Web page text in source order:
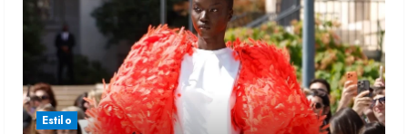
2
Fakini prevê R$345 milhões de
receita em 2026
4 de agosto de 2026
Estilo